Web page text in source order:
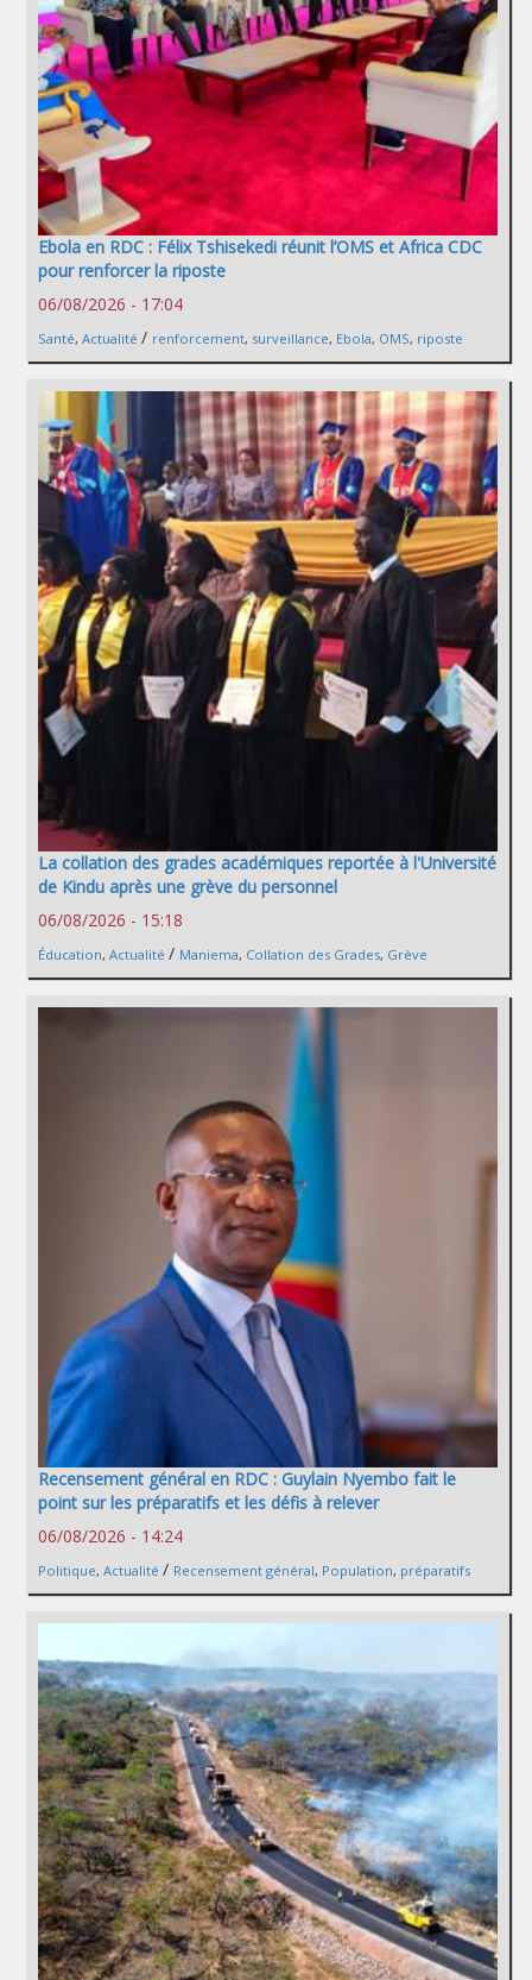
Ebola en RDC : Félix Tshisekedi réunit l’OMS et Africa CDC
pour renforcer la riposte
06/08/2026 - 17:04
Santé, Actualité / renforcement, surveillance, Ebola, OMS, riposte
La collation des grades académiques reportée à l'Université
de Kindu après une grève du personnel
06/08/2026 - 15:18
Éducation, Actualité / Maniema, Collation des Grades, Grève
Recensement général en RDC : Guylain Nyembo fait le
point sur les préparatifs et les défis à relever
06/08/2026 - 14:24
Politique, Actualité / Recensement général, Population, préparatifs